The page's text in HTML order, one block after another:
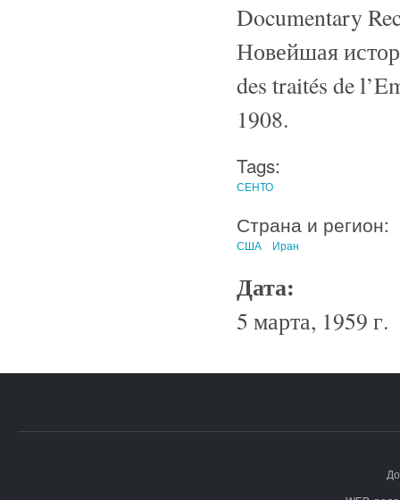
Documentary
Новейшая
des traités de
1908.
Tags:
СЕНТО
Страна и регион:
США Иран
Дата:
5 марта, 1959 г.